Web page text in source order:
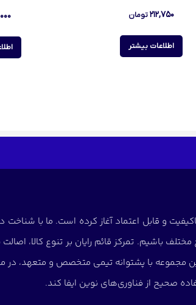
۲۱۲,۷۵۰ تومان
اطلاعات بیشتر
و قابل اعتماد آغاز کرده است. ما با شناخت
باشیم. تمرکز قائم رایان بر تنوع کالا،
این مجموعه با پشتوانه تیمی متخصص و متعهد،
صحیح از فناوری‌های نوین ایفا کند.